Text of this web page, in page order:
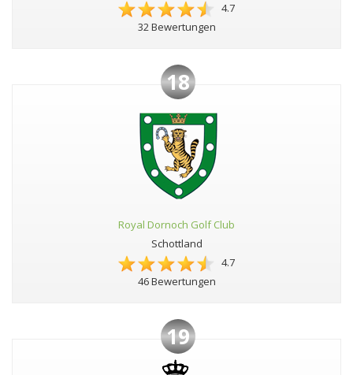
4.7
32 Bewertungen
18
Royal Dornoch Golf Club
Schottland
4.7
46 Bewertungen
19